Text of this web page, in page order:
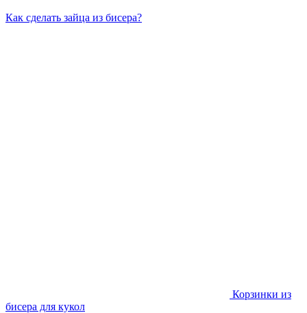
Как сделать зайца из бисера?
Корзинки из
бисера для кукол